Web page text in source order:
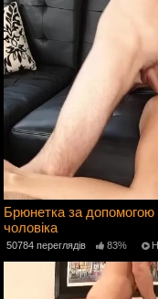
Брюнетка за допомогою
чоловіка
50784 переглядів 83%